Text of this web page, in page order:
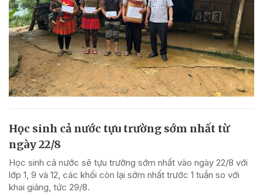
Học sinh cả nước tựu trường sớm nhất từ
ngày 22/8
Học sinh cả nước sẽ tựu trường sớm nhất vào ngày 22/8 với
lớp 1, 9 và 12, các khối còn lại sớm nhất trước 1 tuần so với
khai giảng, tức 29/8.